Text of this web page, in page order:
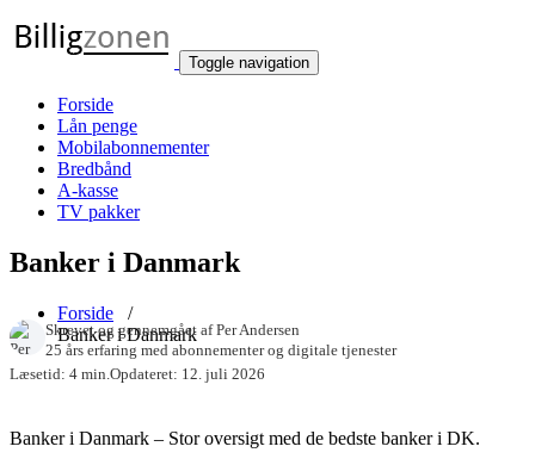
Toggle navigation
Forside
Lån penge
Mobilabonnementer
Bredbånd
A-kasse
TV pakker
Banker i Danmark
Forside /
Banker i Danmark
Skrevet og gennemgået afPer Andersen
25 års erfaring med abonnementer og digitale tjenester
Læsetid: 4 min. Opdateret: 12. juli 2026
Banker i Danmark – Stor oversigt med de bedste banker i DK.